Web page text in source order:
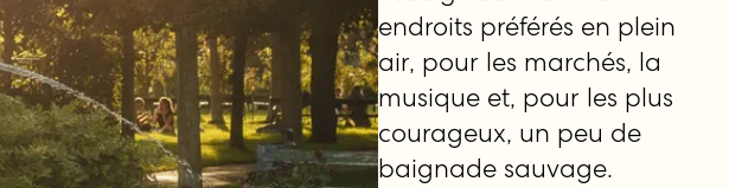
endroits préférés en plein
air, pour les marchés, la
musique et, pour les plus
courageux, un peu de
baignade sauvage.